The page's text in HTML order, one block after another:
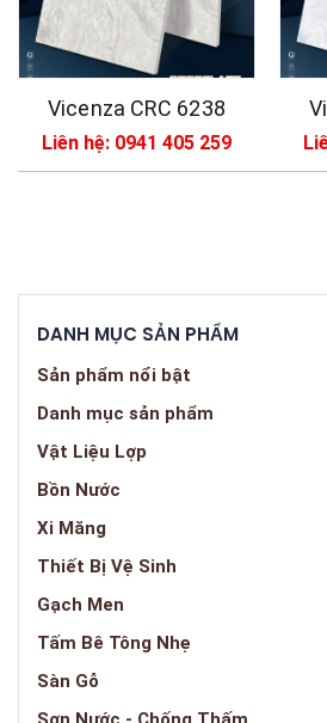
Vicenza CRC 6238
Liên hệ: 0941 405 259
DANH MỤC SẢN PHẨM
Sản phẩm nổi bật
Danh mục sản phẩm
Vật Liệu Lợp
Bồn Nước
Xi Măng
Thiết Bị Vệ Sinh
Gạch Men
Tấm Bê Tông Nhẹ
Sàn Gỗ